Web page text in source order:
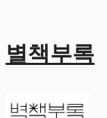
별책부록